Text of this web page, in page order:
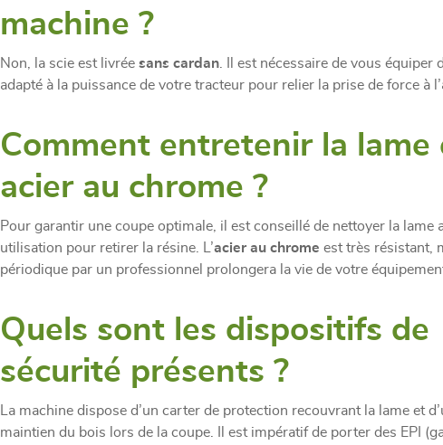
machine ?
Non, la scie est livrée sans cardan . Il est nécessaire de vous équiper
adapté à la puissance de votre tracteur pour relier la prise de force à
Comment entretenir la lame
acier au chrome ?
Pour garantir une coupe optimale, il est conseillé de nettoyer la lame
utilisation pour retirer la résine. L’acier au chrome est très résistant,
périodique par un professionnel prolongera la vie de votre
Quels sont les dispositifs de
sécurité présents ?
La machine dispose d’un carter de protection recouvrant la lame et
maintien du bois lors de la coupe. Il est impératif de porter des EPI